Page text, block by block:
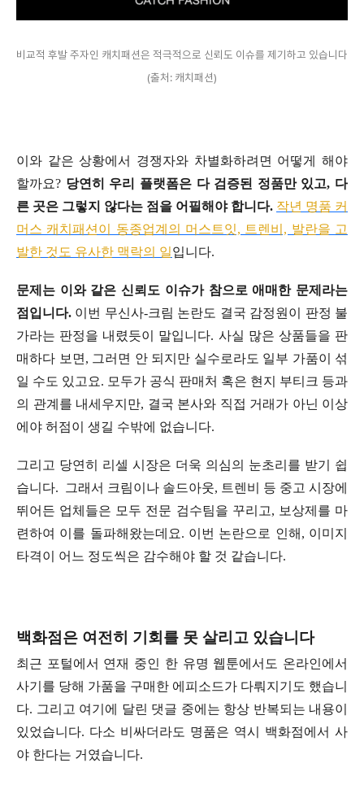
비교적 후발 주자인 캐치패션은 적극적으로 신뢰도 이슈를 제기하고 있습니다
(출처: 캐치패션)
이와 같은 상황에서 경쟁자와 차별화하려면 어떻게 해야
할까요? 당연히 우리 플랫폼은 다 검증된 정품만 있고, 다
른 곳은 그렇지 않다는 점을 어필해야 합니다. 작년 명품 커
머스 캐치패션이 동종업계의 머스트잇, 트렌비, 발란을 고
발한 것도 유사한 맥락의 일입니다.
문제는 이와 같은 신뢰도 이슈가 참으로 애매한 문제라는
점입니다. 이번 무신사-크림 논란도 결국 감정원이 판정 불
가라는 판정을 내렸듯이 말입니다. 사실 많은 상품들을 판
매하다 보면, 그러면 안 되지만 실수로라도 일부 가품이 섞
일 수도 있고요. 모두가 공식 판매처 혹은 현지 부티크 등과
의 관계를 내세우지만, 결국 본사와 직접 거래가 아닌 이상
에야 허점이 생길 수밖에 없습니다.
그리고 당연히 리셀 시장은 더욱 의심의 눈초리를 받기 쉽
습니다. 그래서 크림이나 솔드아웃, 트렌비 등 중고 시장에
뛰어든 업체들은 모두 전문 검수팀을 꾸리고, 보상제를 마
련하여 이를 돌파해왔는데요. 이번 논란으로 인해, 이미지
타격이 어느 정도씩은 감수해야 할 것 같습니다.
백화점은 여전히 기회를 못 살리고 있습니다
최근 포털에서 연재 중인 한 유명 웹툰에서도 온라인에서
사기를 당해 가품을 구매한 에피소드가 다뤄지기도 했습니
다. 그리고 여기에 달린 댓글 중에는 항상 반복되는 내용이
있었습니다. 다소 비싸더라도 명품은 역시 백화점에서 사
야 한다는 거였습니다.